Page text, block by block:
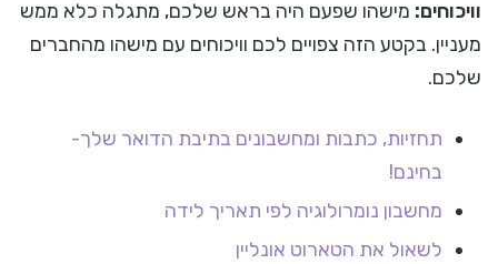
וויכוחים: מישהו שפעם היה בראש שלכם, מתגלה כלא ממש
מעניין. בקטע הזה צפויים לכם וויכוחים עם מישהו מהחברים
שלכם.
תחזיות, כתבות ומחשבונים בתיבת הדואר שלך-
בחינם!
מחשבון נומרולוגיה לפי תאריך לידה
לשאול את הטארוט אונליין